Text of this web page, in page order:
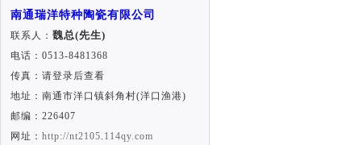
南通瑞洋特种陶瓷有限公司
联系人： 魏总(先生)
电话：0513-8481368
传真：请登录后查看
地址：南通市洋口镇斜角村(洋口渔港)
邮编：226407
网址： http://nt2105.114qy.com